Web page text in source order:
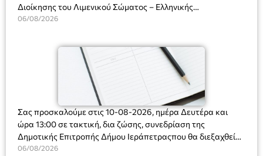
Διοίκησης του Λιμενικού Σώματος – Ελληνικής
Ακτοφυλακής (Λ.Σ.-ΕΛ.ΑΚΤ.), Αρχιπλοίαρχο Λ.Σ. κ. Ιωάννη
06/08/2026
Σας προσκαλούμε στις 10-08-2026, ημέρα Δευτέρα και
ώρα 13:00 σε τακτική, δια ζώσης, συνεδρίαση της
Δημοτικής Επιτροπής Δήμου Ιεράπετραςπου θα διεξαχθεί
στο Δημοτικό Κατάστημα, Δημοκρατίας 31 στην αίθουσα
06/08/2026